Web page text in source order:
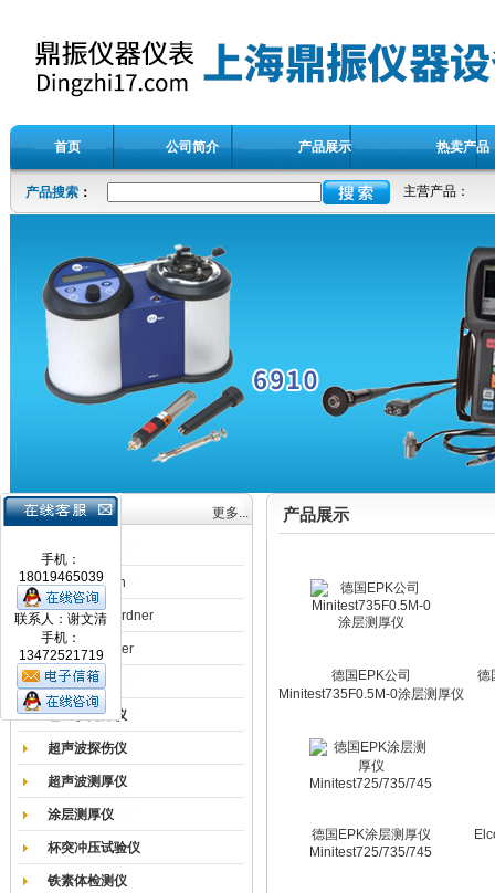
首页 公司简介 产品展示 热卖产品
产品搜索 ： 主营产品：
手机：
18019465039
联系人：谢文清
手机：
13472521719
产品目录 更多...
涂膜机
德国Erichsen
德国BYK-Gardner
英国Elcometer
耐磨试验机
色差仪光泽仪
超声波探伤仪
超声波测厚仪
涂层测厚仪
杯突冲压试验仪
铁素体检测仪
产品展示
德国EPK公司
Minitest735F0.5M-0涂层测厚仪
德
德国EPK涂层测厚仪
Minitest725/735/745